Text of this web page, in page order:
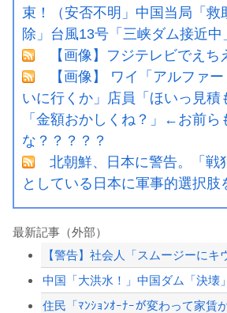
束！（安否不明」中国当局「救
除」台風13号「三峡ダム接近
【画像】フジテレビでえ
【画像】 ワイ「アルファ
いに行くか」店員「ほいっ見積
「金額おかしくね？」←お前ら
な？？？？？
北朝鮮、日本に警告。「戦
としている日本に軍事的選択肢
最新記事（外部）